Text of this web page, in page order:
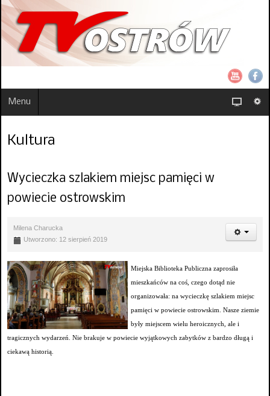
Menu
Kultura
Wycieczka szlakiem miejsc pamięci w
powiecie ostrowskim
Milena Charucka
Utworzono: 12 sierpień 2019
Miejska Biblioteka Publiczna zaprosiła
mieszkańców na coś, czego dotąd nie
organizowała: na wycieczkę szlakiem miejsc
pamięci w powiecie ostrowskim. Nasze ziemie
były miejscem wielu heroicznych, ale i
tragicznych wydarzeń. Nie brakuje w powiecie wyjątkowych zabytków z bardzo długą i
ciekawą historią.